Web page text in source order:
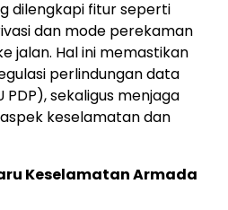
dilengkapi fitur seperti
dan mode perekaman
jalan. Hal ini memastikan
perlindungan data
PDP), sekaligus menjaga
keselamatan dan
Keselamatan Armada